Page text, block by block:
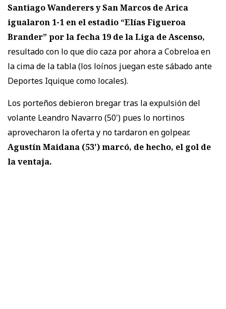
Santiago Wanderers y San Marcos de Arica
igualaron 1-1 en el estadio “Elías Figueroa
Brander” por la fecha 19 de la Liga de Ascenso,
resultado con lo que dio caza por ahora a Cobreloa en
la cima de la tabla (los loínos juegan este sábado ante
Deportes Iquique como locales).
Los porteños debieron bregar tras la expulsión del
volante Leandro Navarro (50') pues lo nortinos
aprovecharon la oferta y no tardaron en golpear.
Agustín Maidana (53') marcó, de hecho, el gol de
la ventaja.